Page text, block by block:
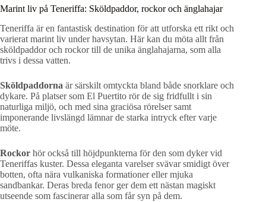
Marint liv på Teneriffa: Sköldpaddor, rockor och änglahajar
Teneriffa är en fantastisk destination för att utforska ett rikt och
varierat marint liv under havsytan. Här kan du möta allt från
sköldpaddor och rockor till de unika änglahajarna, som alla
trivs i dessa vatten.
Sköldpaddorna är särskilt omtyckta bland både snorklare och
dykare. På platser som El Puertito rör de sig fridfullt i sin
naturliga miljö, och med sina graciösa rörelser samt
imponerande livslängd lämnar de starka intryck efter varje
möte.
Rockor hör också till höjdpunkterna för den som dyker vid
Teneriffas kuster. Dessa eleganta varelser svävar smidigt över
botten, ofta nära vulkaniska formationer eller mjuka
sandbankar. Deras breda fenor ger dem ett nästan magiskt
utseende som fascinerar alla som får syn på dem.